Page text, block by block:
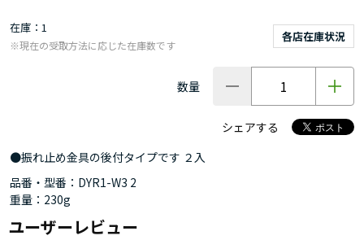
在庫 1
各店在庫状況
※現在の受取方法に応じた在庫数です
数量
シェアする
●振れ止め金具の後付タイプです ２入
品番・型番：DYR1-W3 2
重量：230g
ユーザーレビュー